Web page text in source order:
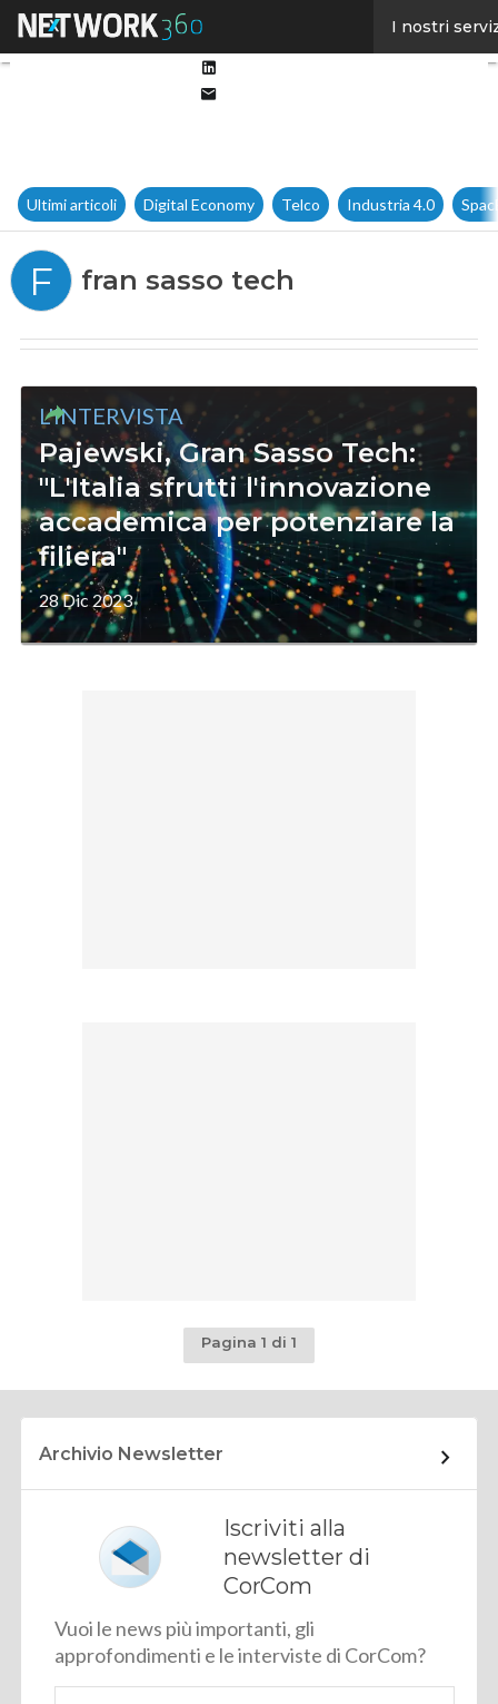
I nostri
Ultimi articoli Digital Economy Telco Industria 4.0
F fran sasso tech
L'INTERVISTA
Pajewski, Gran Sasso Tech:
"L'Italia sfrutti l'innovazione
accademica per potenziare la
filiera"
28 Dic 2023
Pagina 1 di 1
Archivio Newsletter
Iscriviti alla
newsletter di
CorCom
Vuoi le news più importanti, gli
approfondimenti e le interviste di CorCom?